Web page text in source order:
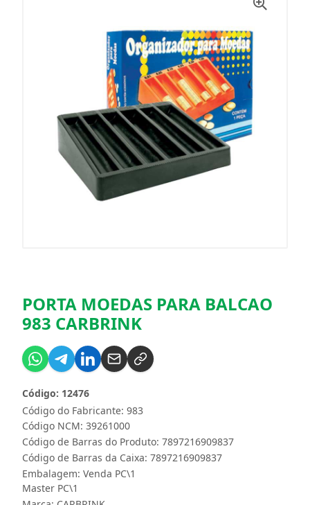
PORTA MOEDAS PARA BALCAO
983 CARBRINK
Código do Fabricante: 983
Código: 12476
Código NCM: 39261000
Código de Barras do Produto: 7897216909837
Código de Barras da Caixa: 7897216909837
Embalagem: Venda PC\1
Master PC\1